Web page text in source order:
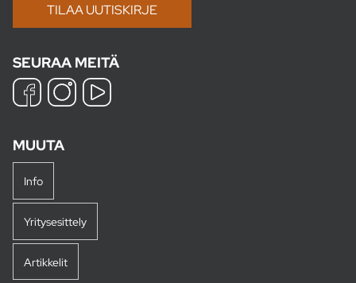
SEURAA MEITÄ
MUUTA
Info
Yritysesittely
Artikkelit